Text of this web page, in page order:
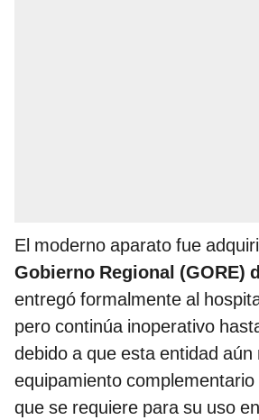
El moderno aparato fue
Gobierno Regional (GORE)
entregó formalmente al
pero continúa inoperativo
debido a que esta entidad aún
equipamiento
que se requiere para su uso